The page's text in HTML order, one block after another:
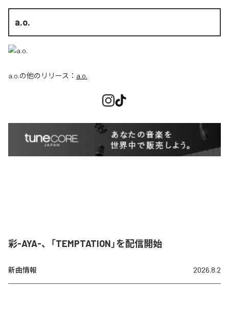
a.o.
a.o.の他のリリース： a.o.
彩-AYA-、「TEMPTATION」を配信開始
新曲情報 2026.8.2